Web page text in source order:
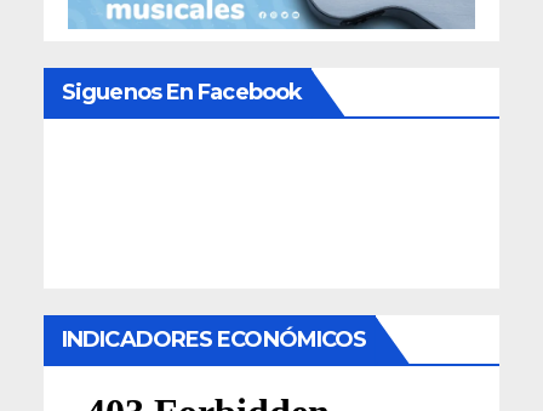
Siguenos En Facebook
INDICADORES ECONÓMICOS